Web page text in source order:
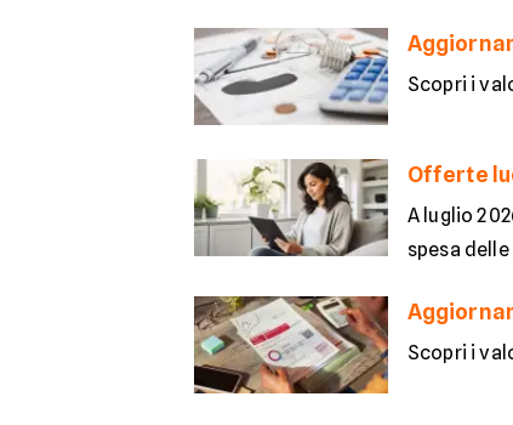
Scopri i
Offerte
A luglio
spesa
Scopri i